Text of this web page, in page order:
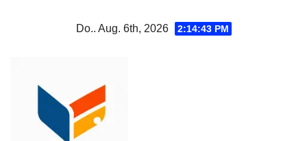
Do.. Aug. 6th, 2026 2:14:44 PM